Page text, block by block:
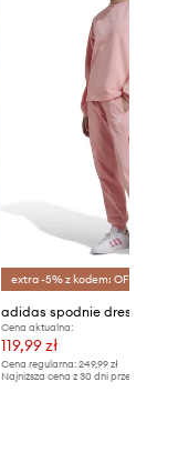
extra -5% z kodem: OFF*
Cena aktualna:
119,99 zł
Cena regularna: 249,99 zł
Najniższa cena z 30 dni przed obniżką: